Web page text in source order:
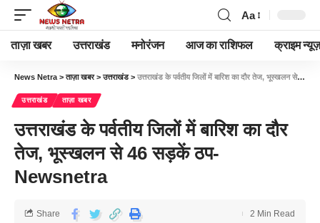
Aa
ताज़ा खबर उत्तराखंड मनोरंजन आज का राशिफल क्राइम न्यूज़
News Netra >ताज़ा खबर>उत्तराखंड> उत्तराखंड के पर्वतीय जिलों में बारिश का दौर तेज, भूस्खलन से 46 सड़कें ठप-Newsnetra
उत्तराखंड ताज़ा खबर
उत्तराखंड के पर्वतीय जिलों में बारिश का दौर
तेज, भूस्खलन से 46 सड़कें ठप-
Newsnetra
Share 2 Min Read